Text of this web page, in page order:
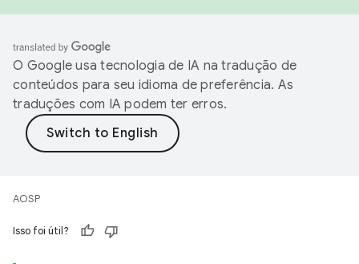
O Google usa tecnologia de IA na tradução de
conteúdos para seu idioma de preferência. As
traduções com IA podem ter erros.
AOSP
Isso foi útil?